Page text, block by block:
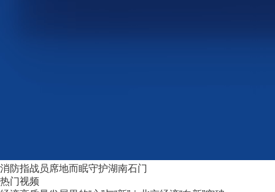
消防指战员席地而眠守护湖南石门
热门视频